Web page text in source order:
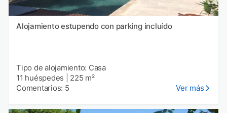
Alojamiento estupendo con parking incluído
Tipo de alojamiento: Casa
11 huéspedes
225 m²
Comentarios: 5
Ver más